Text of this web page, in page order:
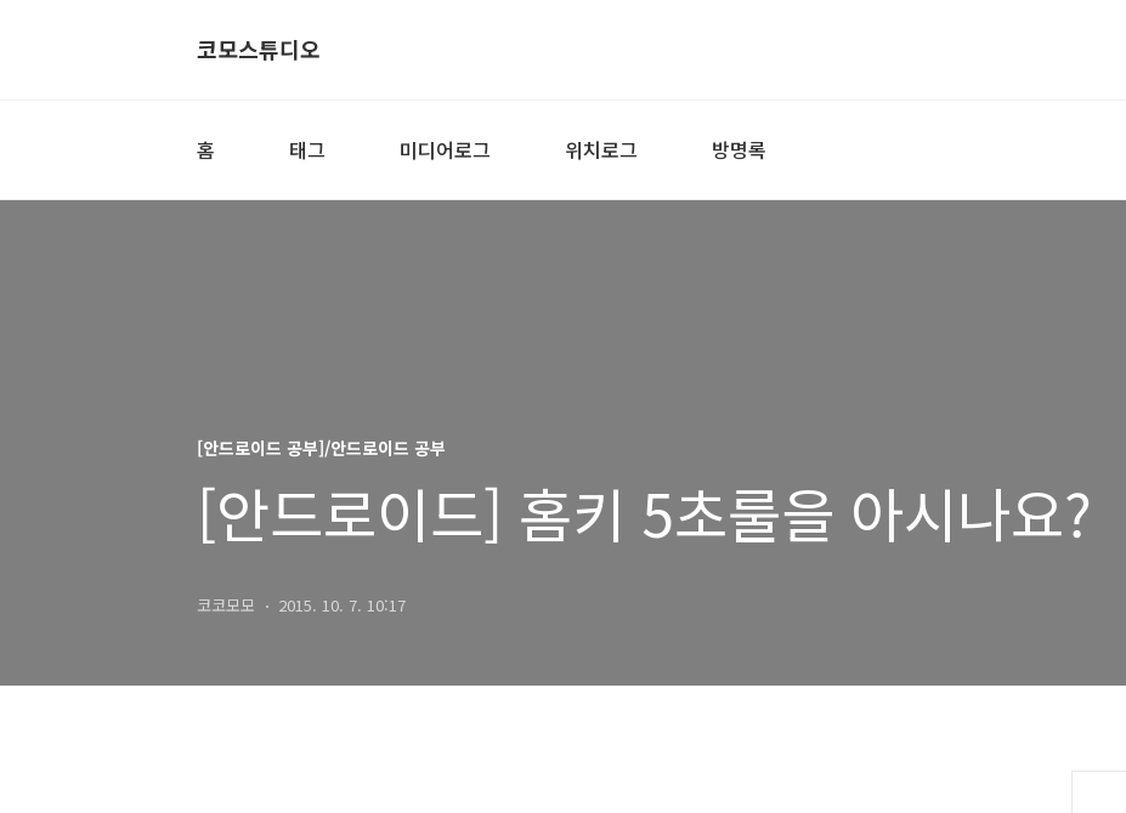
코모스튜디오
홈 태그 미디어로그 위치로그 방명록
[안드로이드 공부]/안드로이드 공부
[안드로이드] 홈키 5초룰을 아시나요?
코코모모 2015. 10. 7. 10:17